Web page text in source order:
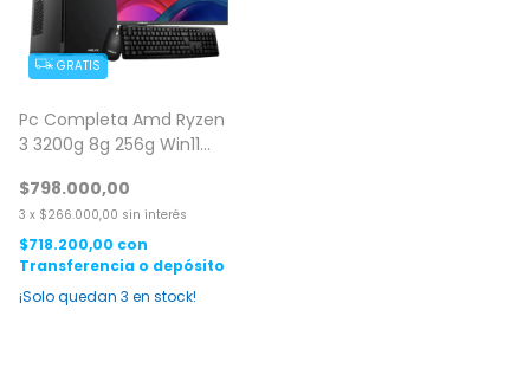
GRATIS
Pc Completa Amd Ryzen
3 3200g 8g 256g Win11
$798.000,00
3 x $266.000,00 sin interés
$718.200,00 con
Transferencia o depósito
¡Solo quedan 3 en stock!